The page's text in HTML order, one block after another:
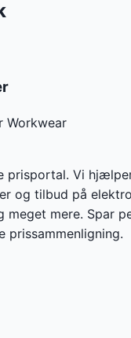
Workwear
prisportal. Vi
og tilbud på
meget mere. Spar
prissammenligning.